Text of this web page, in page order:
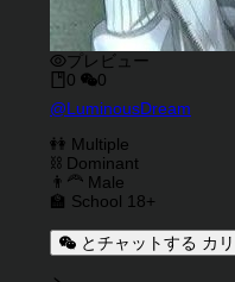
プレビュー
0
0
キャラクターク
@LuminousDream
キャラクター説
キャラクタータ
👭 Multiple
⛓️ Dominant
👨‍🦰 Male
🏫 School 18+
とチャットする カ